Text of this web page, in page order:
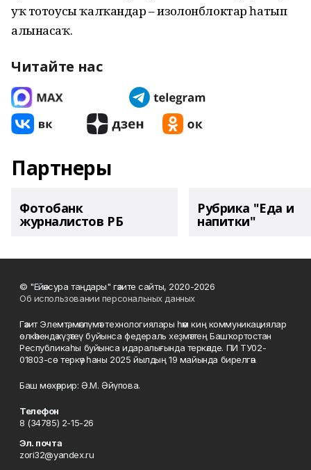
уҡ тотоусы ҡалҡандар – изолонблоктар һатып
алынасаҡ.
Читайте нас
Партнеры
Фотобанк
журналистов РБ
Рубрика "Еда и
напитки"
© "Ейәнсура таңдары" гәзите сайты, 2020-2026
Об использовании персональных данных
Гәзит Элемтә, мәғлүмәт технологиялары һәм киң коммуникациялар
өлкәһендә күҙәтеү буйынса федераль хеҙмәттең Башҡортостан
Республикаһы буйынса идаралығында теркәлде. ПИ ТУ02-
01803-сө теркәү һаны 2025 йылдың 19 майында бирелгән.
Баш мөхәррир: Ә.М. Әйүпова.
Телефон
8 (34785) 2-15-26
Эл. почта
zori32@yandex.ru